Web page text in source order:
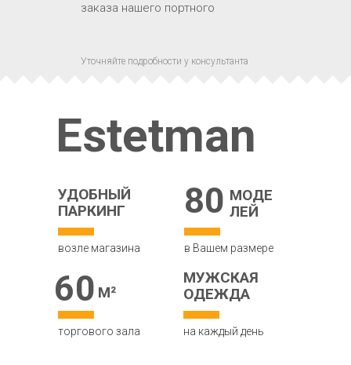
Уточняйте подробности у консультанта
заказа нашего портного
на каждый день
МУЖСКАЯ
ОДЕЖДА
торгового зала
60 М²
в Вашем размере
80 МОДЕ
ЛЕЙ
УДОБНЫЙ
ПАРКИНГ
возле магазина
Estetman